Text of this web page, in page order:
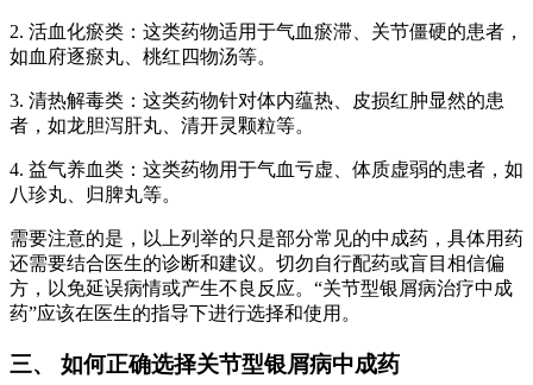
2. 活血化瘀类：这类药物适用于气血瘀滞、关节僵硬的患者，
如血府逐瘀丸、桃红四物汤等。
3. 清热解毒类：这类药物针对体内蕴热、皮损红肿显然的患
者，如龙胆泻肝丸、清开灵颗粒等。
4. 益气养血类：这类药物用于气血亏虚、体质虚弱的患者，如
八珍丸、归脾丸等。
需要注意的是，以上列举的只是部分常见的中成药，具体用药
还需要结合医生的诊断和建议。切勿自行配药或盲目相信偏
方，以免延误病情或产生不良反应。“关节型银屑病治疗中成
药”应该在医生的指导下进行选择和使用。
三、 如何正确选择关节型银屑病中成药